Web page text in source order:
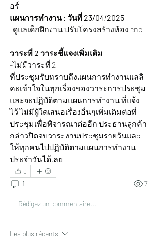
อร์
แผนการทำงาน : วันที่ 23/04/2025
-ดูแลเด็กฝึกงาน ปรับโครงสร้างห้อง cnc
วาระที่ 2 วาระชี้แจงเพิ่มเติม
-ไม่มีวาระที่ 2
ที่ประชุมรับทราบถึงแผนการทำงานแลลิ
คะเข้าใจในทุกเรื่องของวาระการประชุม
และจะปฏิบัติตามแผนการทำงาน ที่แจ้ง
ไว้ ไม่มีผู้ใดเสนอเรื่องอื่นๆเพิ่มเติมต่อที่
ประชุมเพื่อพิจารณาต่ออีก ประธานลูกค้า
กล่าวปิดจบวาระงานประชุมรายวันและ
ให้ทุกคนไปปฏิบัติตามแผนการทำงาน
ประจำวันได้เลย
0
1 7
Rédigez un commentaire...
Les plus récents